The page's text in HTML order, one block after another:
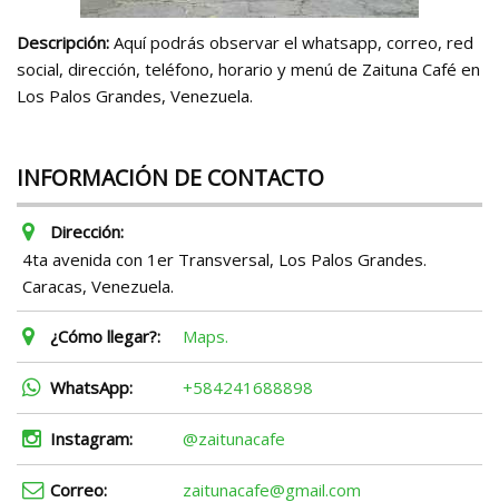
Descripción: Aquí podrás observar el whatsapp, correo, red
social, dirección, teléfono, horario y menú de Zaituna Café en
Los Palos Grandes, Venezuela.
INFORMACIÓN DE CONTACTO
Dirección:
4ta avenida con 1er Transversal, Los Palos Grandes.
Caracas, Venezuela.
¿Cómo llegar?: Maps.
WhatsApp: +584241688898
Instagram: @zaitunacafe
Correo: zaitunacafe@gmail.com